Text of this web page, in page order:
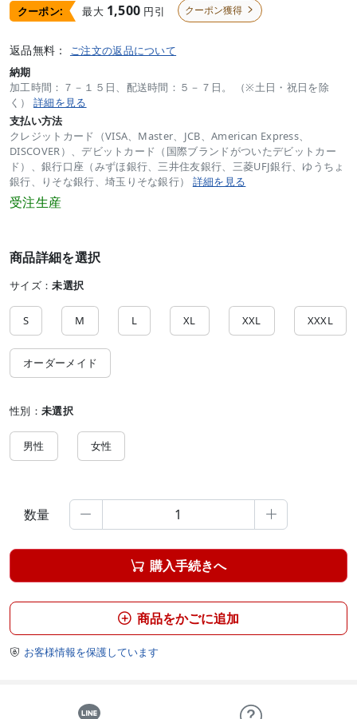
クーポン: 最大 1,500 円引 クーポン獲得 
返品無料： ご注文の返品について
納期
加工時間：７－１５日、配送時間：５－７日。 （※土日・祝日を除
く） 詳細を見る
支払い方法
クレジットカード（VISA、Master、JCB、American Express、
DISCOVER）、デビットカード（国際ブランドがついたデビットカー
ド）、銀行口座（みずほ銀行、三井住友銀行、三菱UFJ銀行、ゆうちょ
銀行、りそな銀行、埼玉りそな銀行） 詳細を見る
受注生産
商品詳細を選択
サイズ：未選択
S M L XL XXL XXXL
オーダーメイド
性別： 未選択
男性 女性
数量  
 購入手続きへ
 商品をかごに追加
 お客様情報を保護しています